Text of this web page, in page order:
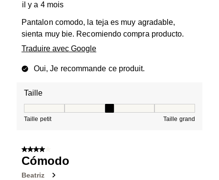
il y a 4 mois
Pantalon comodo, la teja es muy agradable,
sienta muy bie. Recomiendo compra producto.
Traduire avec Google
Oui, Je recommande ce produit.
Taille
Taille petit Taille grand
4 sur 5 étoiles.
Cómodo
Beatriz